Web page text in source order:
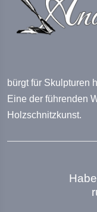
bürgt für Skulpturen
Eine der führenden
Holzschnitzkunst.